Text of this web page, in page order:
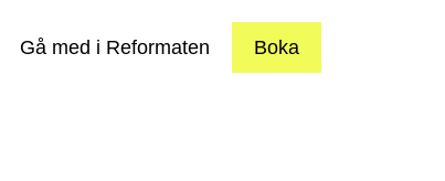
Gå med i Reformaten Boka